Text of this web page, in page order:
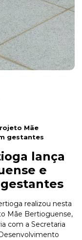
Mãe
gestantes
lança
e
realizou nesta
Mãe Bertioguense,
com a Secretaria